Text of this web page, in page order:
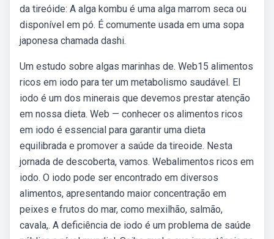
da tireóide: A alga kombu é uma alga marrom seca ou
disponível em pó. É comumente usada em uma sopa
japonesa chamada dashi.
Um estudo sobre algas marinhas de. Web15 alimentos
ricos em iodo para ter um metabolismo saudável. El
iodo é um dos minerais que devemos prestar atenção
em nossa dieta. Web — conhecer os alimentos ricos
em iodo é essencial para garantir uma dieta
equilibrada e promover a saúde da tireoide. Nesta
jornada de descoberta, vamos. Webalimentos ricos em
iodo. O iodo pode ser encontrado em diversos
alimentos, apresentando maior concentração em
peixes e frutos do mar, como mexilhão, salmão,
cavala,. A deficiência de iodo é um problema de saúde